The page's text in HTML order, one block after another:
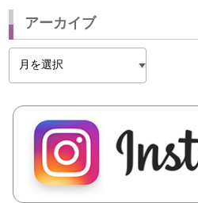
アーカイブ
ア
カ
イ